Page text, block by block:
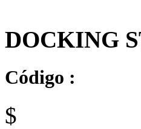
DOCKING
Código :
$